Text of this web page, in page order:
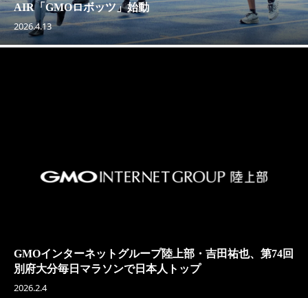
AIR「GMOロボッツ」始動
2026.4.13
GMOインターネットグループ陸上部・吉田祐也、第74回
別府大分毎日マラソンで日本人トップ
2026.2.4